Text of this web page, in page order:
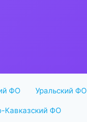
ФО Уральский ФО
Кавказский ФО